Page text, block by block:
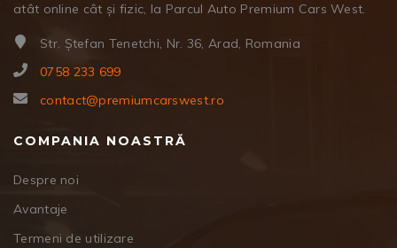
atât online cât și fizic, la Parcul Auto Premium Cars West.
Str. Ștefan Tenetchi, Nr. 36, Arad, Romania
0758 233 699
contact@premiumcarswest.ro
COMPANIA NOASTRĂ
Despre noi
Avantaje
Termeni de utilizare